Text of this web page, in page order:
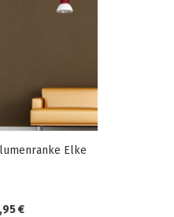
Elke
€